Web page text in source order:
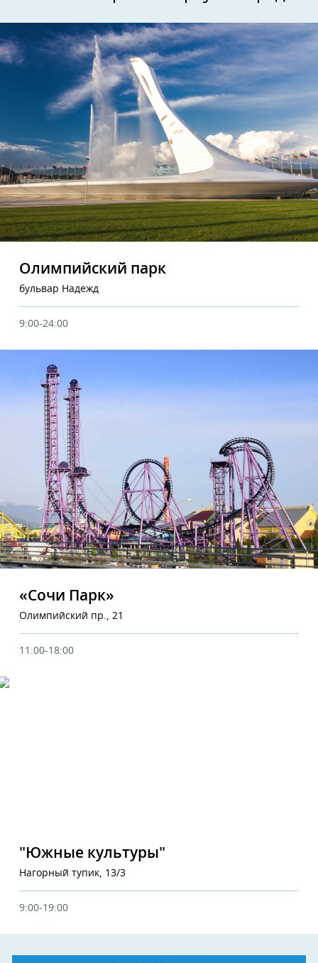
Олимпийский парк
бульвар Надежд
9:00-24:00
«Сочи Парк»
Олимпийский пр., 21
11:00-18:00
"Южные культуры"
Нагорный тупик, 13/3
9:00-19:00